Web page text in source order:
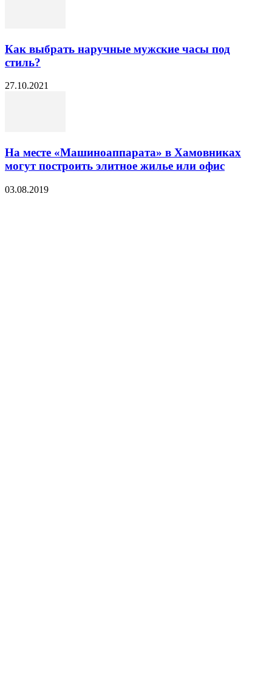
Как выбрать наручные мужские часы под
стиль?
27.10.2021
На месте «Машиноаппарата» в Хамовниках
могут построить элитное жилье или офис
03.08.2019